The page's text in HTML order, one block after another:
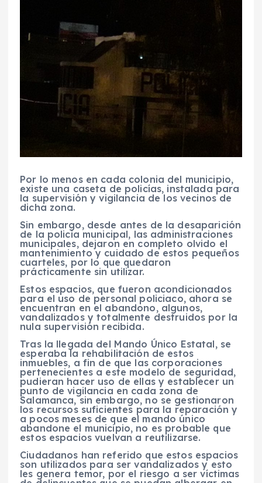
Por lo menos en cada colonia del municipio,
existe una caseta de policías, instalada para
la supervisión y vigilancia de los vecinos de
dicha zona.
Sin embargo, desde antes de la desaparición
de la policia municipal, las administraciones
municipales, dejaron en completo olvido el
mantenimiento y cuidado de estos pequeños
cuarteles, por lo que quedaron
prácticamente sin utilizar.
Estos espacios, que fueron acondicionados
para el uso de personal policiaco, ahora se
encuentran en el abandono, algunos,
vandalizados y totalmente destruidos por la
nula supervisión recibida.
Tras la llegada del Mando Único Estatal, se
esperaba la rehabilitación de estos
inmuebles, a fin de que las corporaciones
pertenecientes a este modelo de seguridad,
pudieran hacer uso de ellas y establecer un
punto de vigilancia en cada zona de
Salamanca, sin embargo, no se gestionaron
los recursos suficientes para la reparación y
a pocos meses de que el mando único
abandone el municipio, no es probable que
estos espacios vuelvan a reutilizarse.
Ciudadanos han referido que estos espacios
son utilizados para ser vandalizados y esto
les genera temor, por el riesgo a ser víctimas